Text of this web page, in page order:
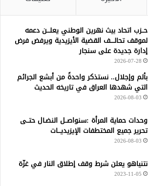
حــزب اتحاد بيث نهرين الوطني يعلـــن دعمه
لموقف تحالــــف القضية الأيزيدية ويرفض فرض
إدارة جديدة على سنجار
2026-07-28
بألم وإجلال.. نستذكر واحدةً من أبشع الجرائم
التي شهدها العراق في تاريخه الحديث
2026-08-03
وحدات حماية المرأة :سنواصــل النضـال حتــى
تحرير جميع المختطفات الإيزيديـــات
2026-08-03
نتنياهو يعلن شرط وقف إطلاق النار في غزّة
2023-11-05